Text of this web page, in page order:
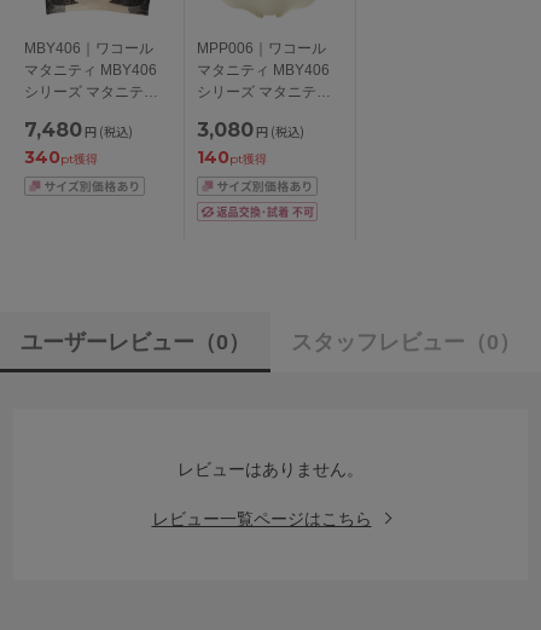
MBY406｜ワコール
マタニティ MBY406
シリーズ マタニティ
色 D-F/65-80
7,480 円 (税込)
340pt獲得
MPP006｜ワコール
マタニティ MBY406
シリーズ マタニティ
3,080 円 (税込)
140pt獲得
ユーザーレビュー （0） スタッフレビュー （0）
レビューはありません。
レビュー一覧ページはこちら